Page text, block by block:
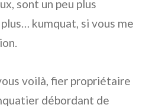
sont un peu plus
kumquat, si vous me
voilà, fier propriétaire
débordant de